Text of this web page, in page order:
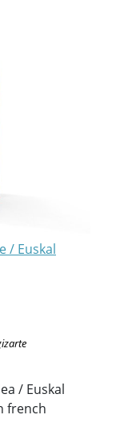
/ Euskal
/ Euskal
french